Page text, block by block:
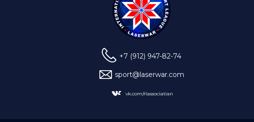
+7 (912) 947-82-74
sport@laserwar.com
vk.com/rlassociatian